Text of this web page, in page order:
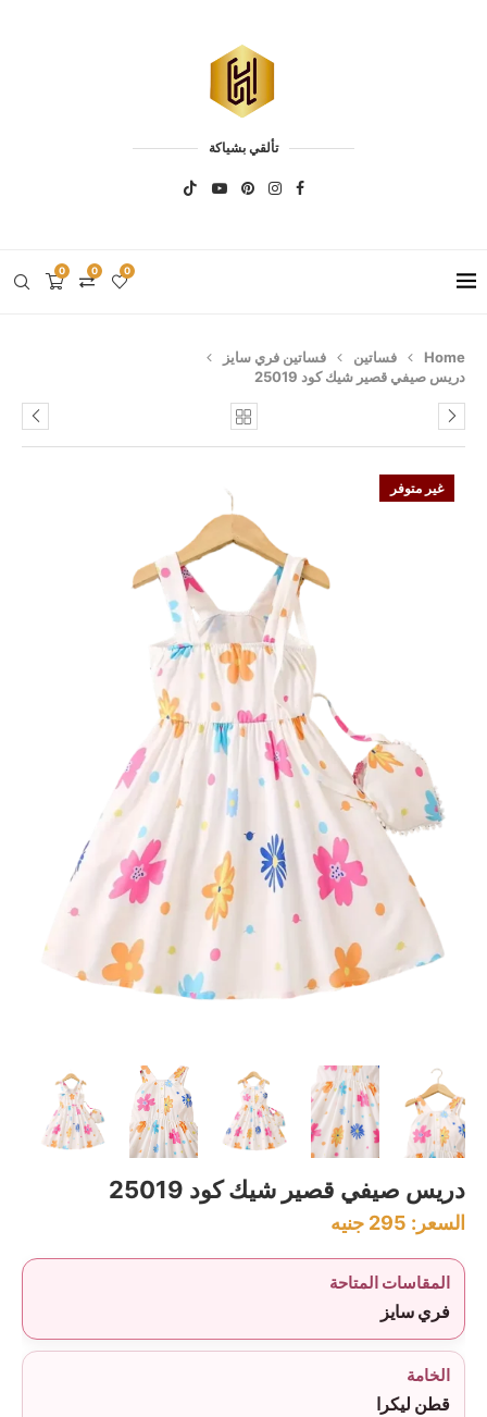
تألقي بشياكة
0 0 0
Home فساتين
فساتين فري سايز
دريس صيفي قصير شيك كود 25019
غير متوفر
دريس صيفي قصير شيك كود 25019
السعر: 295 جنيه
المقاسات المتاحة
فري سايز
الخامة
قطن ليكرا